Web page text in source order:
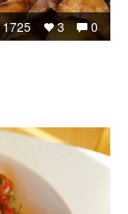
0
3